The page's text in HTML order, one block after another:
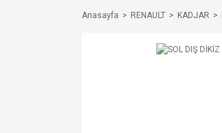
Anasayfa RENAULT KADJAR